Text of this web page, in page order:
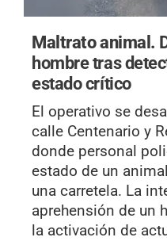
Maltrato animal.
hombre tras
estado crítico
El operativo se
calle Centenario y
donde personal
estado de un
una carretela. La
aprehensión de un
la activación de